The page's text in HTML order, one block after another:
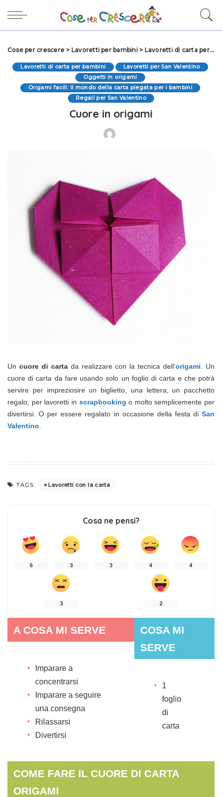
Cose per crescere > Lavoretti per bambini> Lavoretti di carta per bambini
Lavoretti di carta per bambini
Lavoretti per San Valentino
Oggetti in origami
Origami facili: Il mondo della carta piegata per i bambini
Regali per San Valentino
Cuore in origami
Un cuore di cartada realizzare con la tecnica dell’origami. Un
cuore di carta da fare usando solo un foglio di carta e che potrà
servire per impreziosire un biglietto, una lettera, un pacchetto
regalo, per lavoretti in scrapbooking o molto semplicemente per
divertirsi. O per essere regalato in occasione della festa di San
Valentino.
TAGS: Lavoretti con la carta
Cosa ne pensi?
6 3 3 4 4
3 2
A COSA MI SERVE
Imparare a
concentrarsi
Imparare a seguire
una consegna
Rilassarsi
Divertirsi
COSA MI
SERVE
1
foglio
di
carta
COME FARE IL CUORE DI CARTA
ORIGAMI